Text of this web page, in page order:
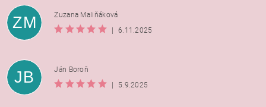
ZM
Zuzana Maliňáková
6.11.2025
JB
Ján Boroň
5.9.2025